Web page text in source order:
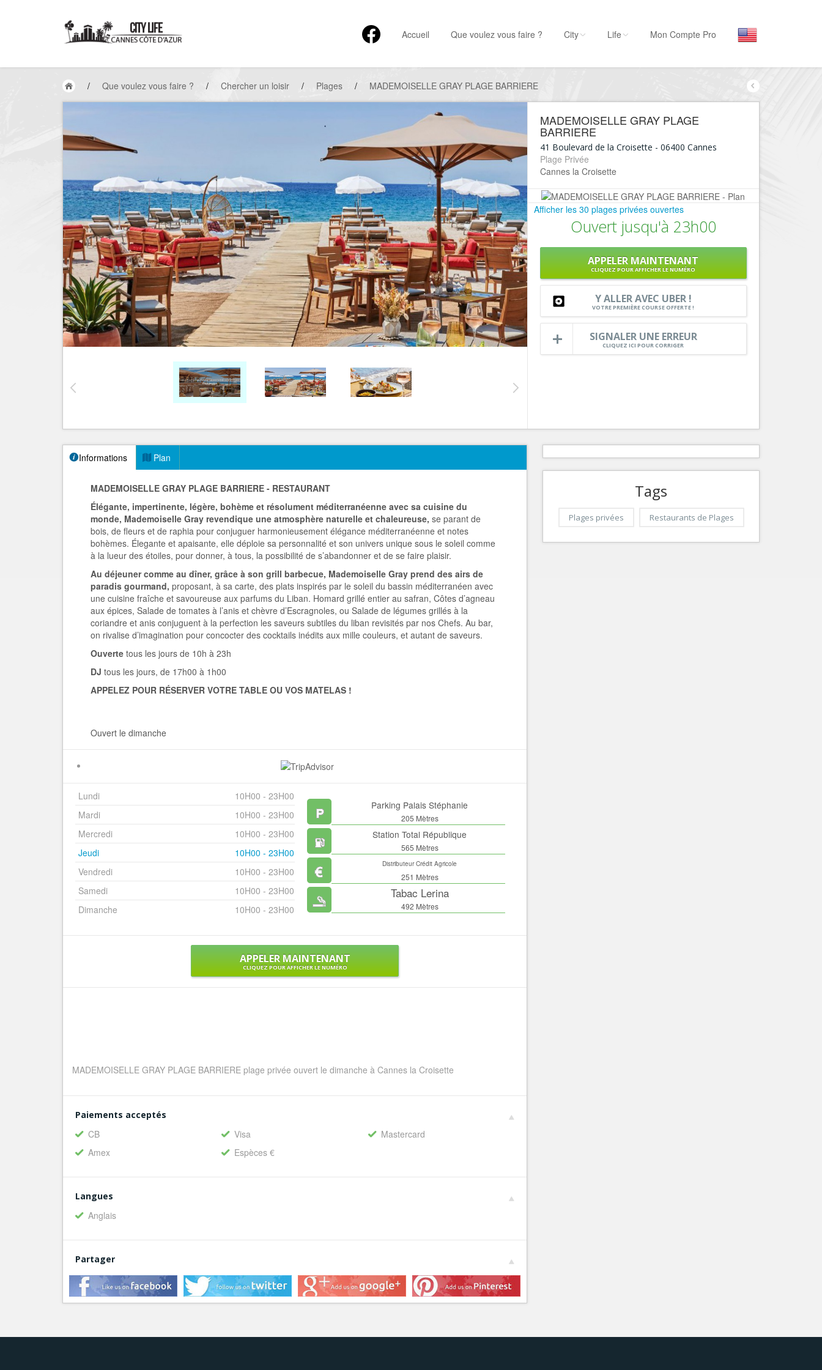
Accueil Que voulez vous faire ?
Visiter
Restaurants, ...
Commerces
Mode, ...
Loisirs
City Life Mon Compte Pro
/ Que voulez vous faire ? / Chercher un loisir / Plages / MADEMOISELLE GRAY PLAGE BARRIERE
MADEMOISELLE GRAY PLAGE
BARRIERE
41 Boulevard de la Croisette - 06400 Cannes
Plage Privée
Cannes la Croisette
Afficher les 30 plages privées ouvertes
Ouvert jusqu'à 23h00
APPELER MAINTENANT
CLIQUEZ POUR AFFICHER LE NUMÉRO
Y ALLER AVEC UBER !
VOTRE PREMIÈRE COURSE OFFERTE !
SIGNALER UNE ERREUR
CLIQUEZ ICI POUR CORRIGER
Informations Plan
MADEMOISELLE GRAY PLAGE BARRIERE - RESTAURANT
Élégante, impertinente, légère, bohème et résolument méditerranéenne avec sa cuisine du
monde, Mademoiselle Gray revendique une atmosphère naturelle et chaleureuse, se parant de
bois, de fleurs et de raphia pour conjuguer harmonieusement élégance méditerranéenne et notes
bohèmes. Élegante et apaisante, elle déploie sa personnalité et son univers unique sous le soleil comme
à la lueur des étoiles, pour donner, à tous, la possibilité de s’abandonner et de se faire plaisir.
Au déjeuner comme au dîner, grâce à son grill barbecue, Mademoiselle Gray prend des airs de
paradis gourmand, proposant, à sa carte, des plats inspirés par le soleil du bassin méditerranéen avec
une cuisine fraîche et savoureuse aux parfums du Liban. Homard grillé entier au safran, Côtes d’agneau
aux épices, Salade de tomates à l’anis et chèvre d’Escragnoles, ou Salade de légumes grillés à la
coriandre et anis conjuguent à la perfection les saveurs subtiles du liban revisités par nos Chefs. Au bar,
on rivalise d’imagination pour concocter des cocktails inédits aux mille couleurs, et autant de saveurs.
Ouverte tous les jours de 10h à 23h
DJ tous les jours, de 17h00 à 1h00
APPELEZ POUR RÉSERVER VOTRE TABLE OU VOS MATELAS !
Ouvert le dimanche
Lundi
10H00 - 23H00
Mardi
10H00 - 23H00
Mercredi
10H00 - 23H00
Jeudi
10H00 - 23H00
Vendredi
10H00 - 23H00
Samedi
10H00 - 23H00
Dimanche
10H00 - 23H00
Parking Palais Stéphanie
205 Mètres
Station Total République
565 Mètres
Distributeur Crédit Agricole
251 Mètres
Tabac Lerina
492 Mètres
APPELER MAINTENANT
CLIQUEZ POUR AFFICHER LE NUMÉRO
MADEMOISELLE GRAY PLAGE BARRIERE plage privée ouvert le dimanche à Cannes la Croisette
Paiements acceptés
CB Visa
Mastercard
Amex
Espèces €
Langues
Anglais
Partager
Tags
Plages privées Restaurants de Plages